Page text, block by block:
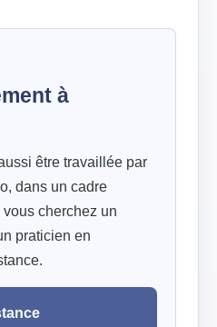
à
être travaillée par
dans un cadre
cherchez un
praticien en